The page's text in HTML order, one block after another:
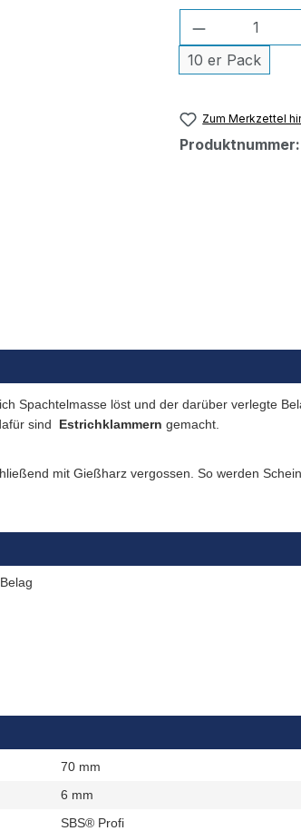
Produkt
10 er Pack
Zum Merkzettel
Produktnummer:
Spachtelmasse löst und der darüber verlegte
sind
Estrichklammern gemacht.
mit Gießharz vergossen. So werden
70 mm
6 mm
SBS® Profi